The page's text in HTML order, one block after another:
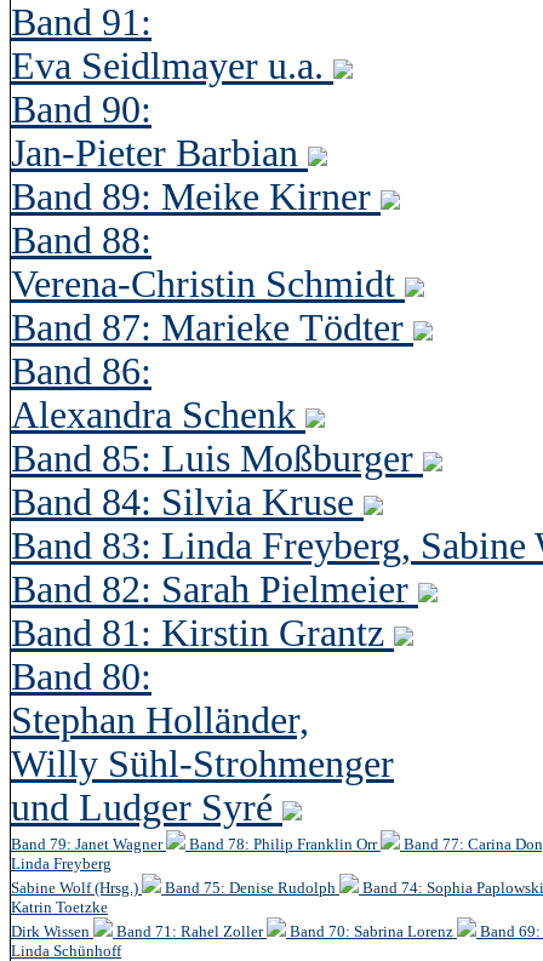
Band 91:
Eva Seidlmayer u.a.
Band 90:
Jan-Pieter Barbian
Band 89: Meike Kirner
Band 88:
Verena-Christin Schmidt
Band 87: Marieke Tödter
Band 86:
Alexandra Schenk
Band 85: Luis Moßburger
Band 84: Silvia Kruse
Band 83: Linda Freyberg,
Band 82: Sarah Pielmeier
Band 81: Kirstin Grantz
Band 80:
Stephan Holländer,
Willy Sühl-Strohmenger
und Ludger Syré
Band 79: Janet Wagner Band 78: Philip Franklin Orr
Band 77: Carina
Linda Freyberg
Sabine Wolf (Hrsg.)
Band 75: Denise Rudolph
Band 74: Sophia
Katrin Toetzke
Dirk Wissen
Band 71: Rahel Zoller Band 70: Sabrina Lorenz
Band
Linda Schünhoff